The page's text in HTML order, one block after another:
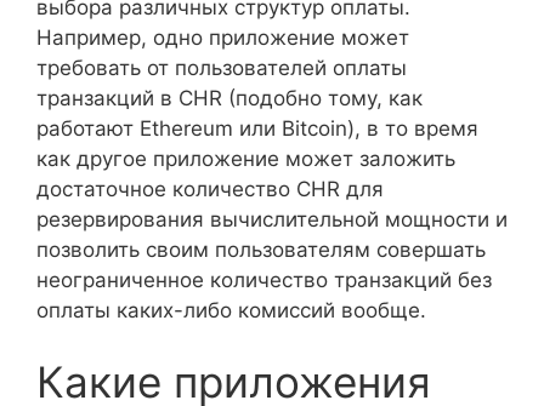
выбора различных структур оплаты.
Например, одно приложение может
требовать от пользователей оплаты
транзакций в CHR (подобно тому, как
работают Ethereum или Bitcoin), в то время
как другое приложение может заложить
достаточное количество CHR для
резервирования вычислительной мощности и
позволить своим пользователям совершать
неограниченное количество транзакций без
оплаты каких-либо комиссий вообще.
Какие приложения